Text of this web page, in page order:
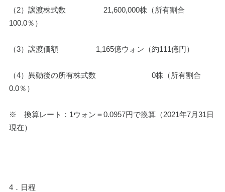
（2）譲渡株式数　　　　　21,600,000株（所有割合
100.0％）
（3）譲渡価額　　　　　1,165億ウォン（約111億円）
（4）異動後の所有株式数　    　　　　     0株（所有割合
0.0％）
※　換算レート：1ウォン＝0.0957円で換算（2021年7月31日
現在）
4．日程